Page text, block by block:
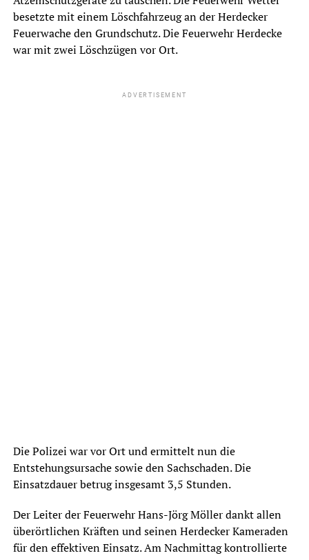
besetzte mit einem Löschfahrzeug an der Herdecker
Feuerwache den Grundschutz. Die Feuerwehr Herdecke
war mit zwei Löschzügen vor Ort.
ADVERTISEMENT
Die Polizei war vor Ort und ermittelt nun die
Entstehungsursache sowie den Sachschaden. Die
Einsatzdauer betrug insgesamt 3,5 Stunden.
Der Leiter der Feuerwehr Hans-Jörg Möller dankt allen
überörtlichen Kräften und seinen Herdecker Kameraden
für den effektiven Einsatz. Am Nachmittag kontrollierte